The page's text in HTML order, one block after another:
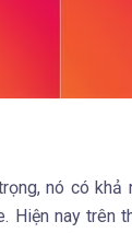
nó có khả
Hiện nay trên